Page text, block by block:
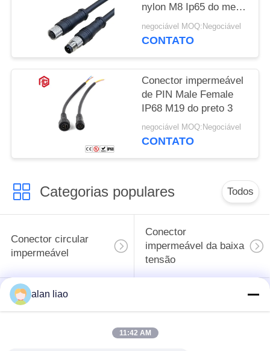
nylon M8 Ip65 do metal
de Polo
negociável MOQ:Negociável
CONTATO
Conector impermeável
de PIN Male Female
IP68 M19 do preto 3
negociável MOQ:Negociável
CONTATO
Categorias populares Todos
Conector circular
impermeável
Conector
impermeável da baixa
tensão
Conector
impermeável dos
alan liao
11:42 AM